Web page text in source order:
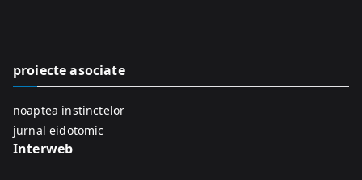
o
proiecte asociate
noaptea instinctelor
jurnal eidotomic
Interweb